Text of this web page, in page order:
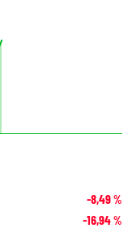
-8,49%
-16,94%